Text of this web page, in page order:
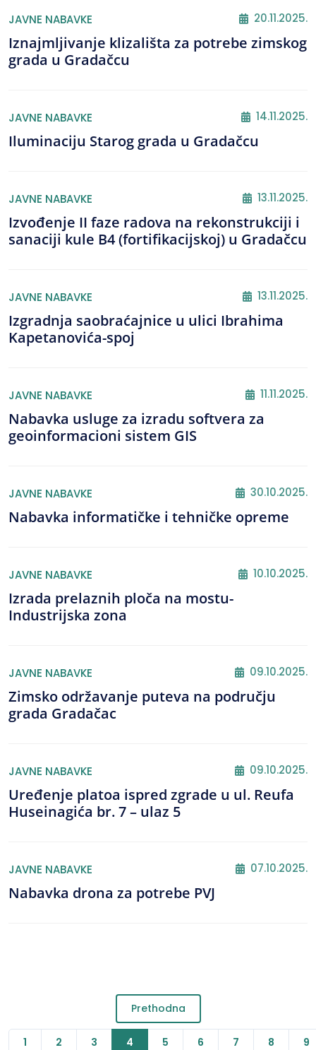
JAVNE NABAVKE 20.11.2025.
Iznajmljivanje klizališta za potrebe zimskog
grada u Gradačcu
JAVNE NABAVKE 14.11.2025.
Iluminaciju Starog grada u Gradačcu
JAVNE NABAVKE 13.11.2025.
Izvođenje II faze radova na rekonstrukciji i
sanaciji kule B4 (fortifikacijskoj) u Gradačcu
JAVNE NABAVKE 13.11.2025.
Izgradnja saobraćajnice u ulici Ibrahima
Kapetanovića-spoj
JAVNE NABAVKE 11.11.2025.
Nabavka usluge za izradu softvera za
geoinformacioni sistem GIS
JAVNE NABAVKE 30.10.2025.
Nabavka informatičke i tehničke opreme
JAVNE NABAVKE 10.10.2025.
Izrada prelaznih ploča na mostu-
Industrijska zona
JAVNE NABAVKE 09.10.2025.
Zimsko održavanje puteva na području
grada Gradačac
JAVNE NABAVKE 09.10.2025.
Uređenje platoa ispred zgrade u ul. Reufa
Huseinagića br. 7 – ulaz 5
JAVNE NABAVKE 07.10.2025.
Nabavka drona za potrebe PVJ
Prethodna
1 2 3 4 5 6 7 8 9